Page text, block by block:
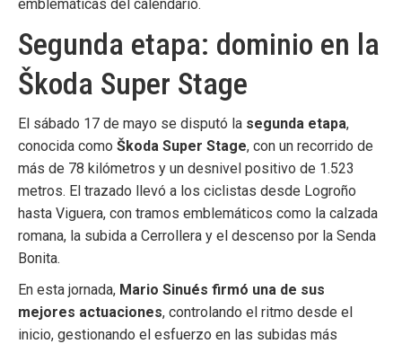
emblemáticas del calendario.
Segunda etapa: dominio en la
Škoda Super Stage
El sábado 17 de mayo se disputó la segunda etapa,
conocida como Škoda Super Stage, con un recorrido de
más de 78 kilómetros y un desnivel positivo de 1.523
metros. El trazado llevó a los ciclistas desde Logroño
hasta Viguera, con tramos emblemáticos como la calzada
romana, la subida a Cerrollera y el descenso por la Senda
Bonita.
En esta jornada, Mario Sinués firmó una de sus
mejores actuaciones, controlando el ritmo desde el
inicio, gestionando el esfuerzo en las subidas más